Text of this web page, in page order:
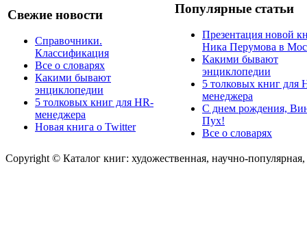
Свежие новости
Справочники.
Классификация
Все о словарях
Какими бывают
энциклопедии
5 толковых книг для HR-
менеджера
Новая книга о Twitter
Популярные статьи
Презентация новой
Ника Перумова в
Какими бывают
энциклопедии
5 толковых книг для
менеджера
С днем рождения,
Пух!
Все о словарях
Copyright © Каталог книг: художественная, научно-